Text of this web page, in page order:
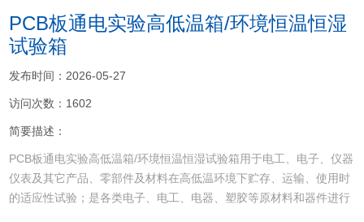
PCB板通电实验高低温箱/环境恒温恒湿
试验箱
发布时间：2026-05-27
访问次数：1602
简要描述：
PCB板通电实验高低温箱/环境恒温恒湿试验箱用于电工、电子、仪器
仪表及其它产品、零部件及材料在高低温环境下贮存、运输、使用时
的适应性试验；是各类电子、电工、电器、塑胶等原材料和器件进行